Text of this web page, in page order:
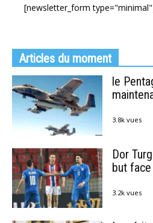
[newsletter_form
Articles du moment
le
3.8k vues
Dor
but
3.2k vues